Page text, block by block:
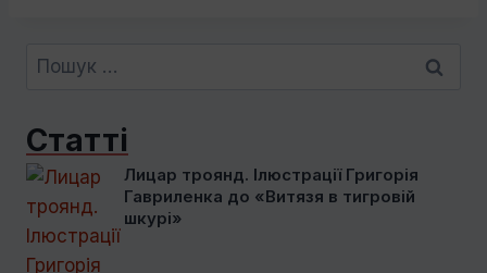
Пошук:
Статті
Лицар троянд. Ілюстрації Григорія
Гавриленка до «Витязя в тигровій
шкурі»